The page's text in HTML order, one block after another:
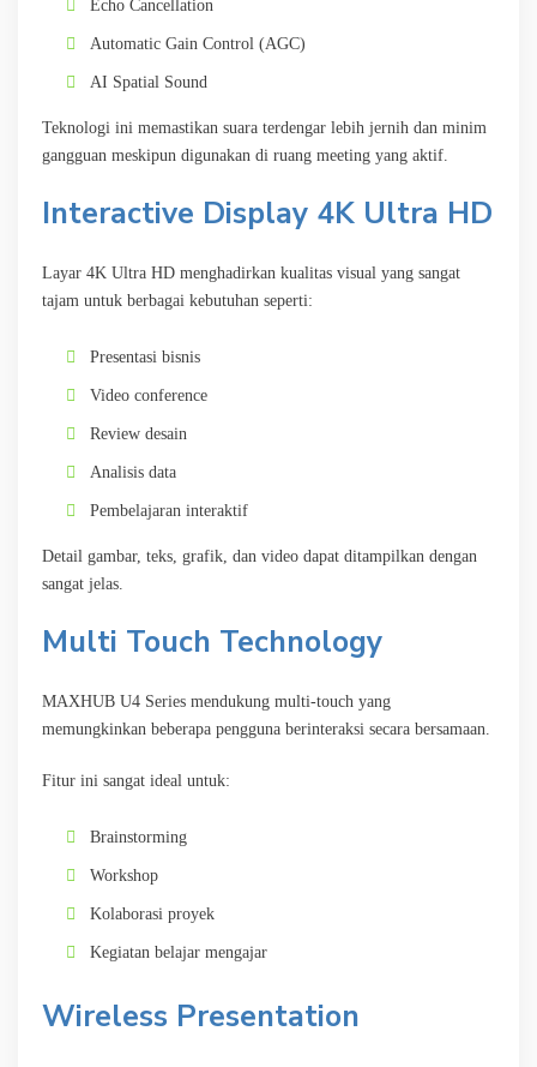
Echo Cancellation
Automatic Gain Control (AGC)
AI Spatial Sound
Teknologi ini memastikan suara terdengar lebih jernih dan minim
gangguan meskipun digunakan di ruang meeting yang aktif.
Interactive Display 4K Ultra HD
Layar 4K Ultra HD menghadirkan kualitas visual yang sangat
tajam untuk berbagai kebutuhan seperti:
Presentasi bisnis
Video conference
Review desain
Analisis data
Pembelajaran interaktif
Detail gambar, teks, grafik, dan video dapat ditampilkan dengan
sangat jelas.
Multi Touch Technology
MAXHUB U4 Series mendukung multi-touch yang
memungkinkan beberapa pengguna berinteraksi secara bersamaan.
Fitur ini sangat ideal untuk:
Brainstorming
Workshop
Kolaborasi proyek
Kegiatan belajar mengajar
Wireless Presentation